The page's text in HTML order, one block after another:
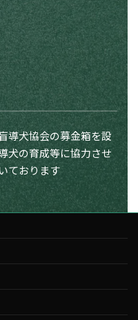
導犬協会の募金箱を設
犬の育成等に協力させ
ております